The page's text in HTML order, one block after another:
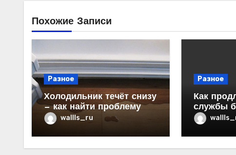
Похожие Записи
Разное
Холодильник течёт снизу
— как найти проблему
wallls_ru
Разное
Как
службы
в